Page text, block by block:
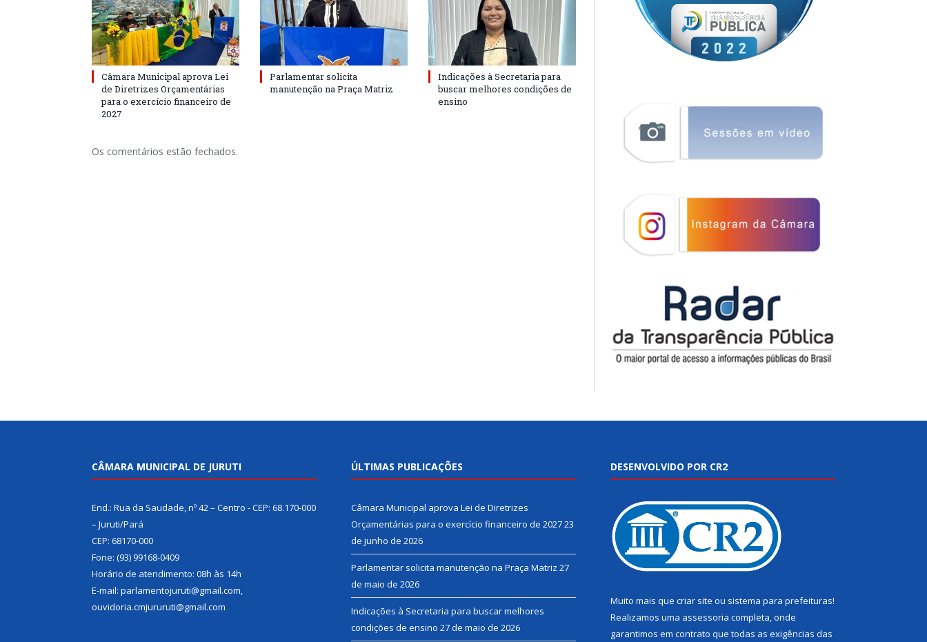
Câmara Municipal aprova Lei
de Diretrizes Orçamentárias
para o exercício financeiro de
2027
Parlamentar solicita
manutenção na Praça Matriz
Indicações à Secretaria para
buscar melhores condições de
ensino
Os comentários estão fechados.
CÂMARA MUNICIPAL DE JURUTI
End.: Rua da Saudade, nº 42 – Centro - CEP: 68.170-000
– Juruti/Pará
CEP: 68170-000
Fone: (93) 99168-0409
Horário de atendimento: 08h às 14h
E-mail: parlamentojuruti@gmail.com,
ouvidoria.cmjururuti@gmail.com
ÚLTIMAS PUBLICAÇÕES
Câmara Municipal aprova Lei de Diretrizes
Orçamentárias para o exercício financeiro de 202723
de junho de 2026
Parlamentar solicita manutenção na Praça Matriz 27
de maio de 2026
Indicações à Secretaria para buscar melhores
condições de ensino 27 de maio de 2026
DESENVOLVIDO POR CR2
Muito mais que criar site ou sistema para prefeituras!
Realizamos uma assessoria completa, onde
garantimos em contrato que todas as exigências das